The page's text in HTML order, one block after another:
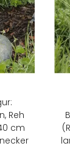
Reh
cm